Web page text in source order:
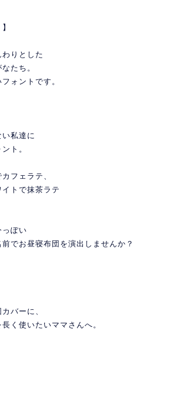
りとした
たち。
ォントです。
私達に
ト。
フェラテ、
トで抹茶ラテ
っぽい
でお昼寝布団を演出しませんか？
バーに、
く使いたいママさんへ。